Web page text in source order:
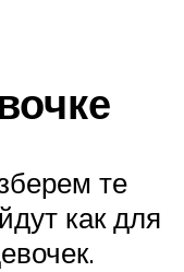
те
как для